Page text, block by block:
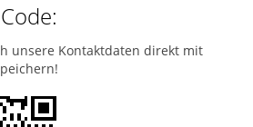
unsere Kontaktdaten direkt mit